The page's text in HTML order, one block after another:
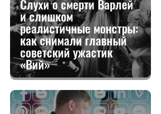
Слухи о смерти Варлей
и слишком
реалистичные монстры:
как снимали главный
советский ужастик
«Вий»